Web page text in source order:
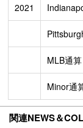
2021
MLB通算
Minor通
関連NEWS＆